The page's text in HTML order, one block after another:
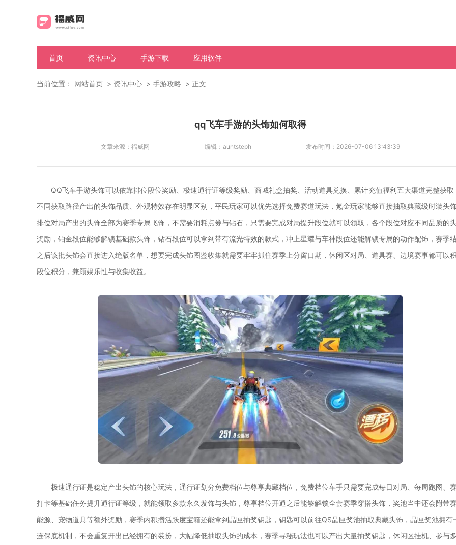
首页 资讯中心 手游下载 应用软件
当前位置： 网站首页 资讯中心 手游攻略 正文
qq飞车手游的头饰如何取得
文章来源： 福威网 编辑： auntsteph 发布时间： 2026-07-06 13:43:39
QQ飞车手游头饰可以依靠排位段位奖励、极速通行证等级奖励、商城礼盒抽奖、活动道具兑换、累计充值福利五大渠道完整获取
不同获取路径产出的头饰品质、外观特效存在明显区别，平民玩家可以优先选择免费赛道玩法，氪金玩家能够直接抽取典藏级时装头
排位对局产出的头饰全部为赛季专属飞饰，不需要消耗点券与钻石，只需要完成对局提升段位就可以领取，各个段位对应不同品质的
奖励，铂金段位能够解锁基础款头饰，钻石段位可以拿到带有流光特效的款式，冲上星耀与车神段位还能解锁专属的动作配饰，赛季
之后该批头饰会直接进入绝版名单，想要完成头饰图鉴收集就需要牢牢抓住赛季上分窗口期，休闲区对局、道具赛、边境赛事都可以
段位积分，兼顾娱乐性与收集收益。
极速通行证是稳定产出头饰的核心玩法，通行证划分免费档位与尊享典藏档位，免费档位车手只需要完成每日对局、每周跑图、
打卡等基础任务提升通行证等级，就能领取多款永久发饰与头饰，尊享档位开通之后能够解锁全套赛季穿搭头饰，奖池当中还会附带
能源、宠物道具等额外奖励，赛季内积攒活跃度宝箱还能拿到晶匣抽奖钥匙，钥匙可以前往QS晶匣奖池抽取典藏头饰，晶匣奖池拥有
连保底机制，不会重复开出已经拥有的装扮，大幅降低抽取头饰的成本，赛季寻秘玩法也可以产出大量抽奖钥匙，休闲区挂机、参与